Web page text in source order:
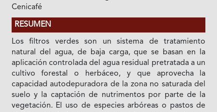
Cenicafé
RESUMEN
Los filtros verdes son un sistema de tratamiento
natural del agua, de baja carga, que se basan en la
aplicación controlada del agua residual pretratada a un
cultivo forestal o herbáceo, y que aprovecha la
capacidad autodepuradora de la zona no saturada del
suelo y la captación de nutrimentos por parte de la
vegetación. El uso de especies arbóreas o pastos de